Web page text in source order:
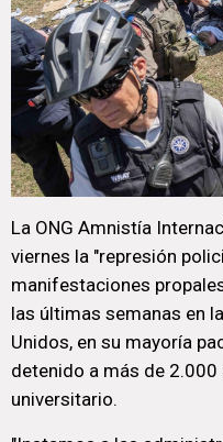
La ONG Amnistía
viernes la "represión
manifestaciones
las últimas semanas en
Unidos, en su mayoría
detenido a más de
universitario.